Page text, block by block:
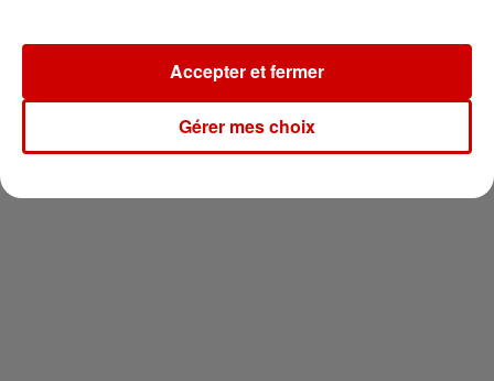
Newsletter
Gérer mes choix
Accepter et fermer